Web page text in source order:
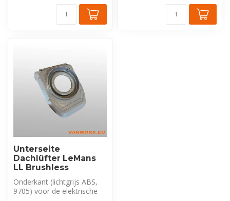
Unterseite
Dachlüfter LeMans
LL Brushless
Onderkant (lichtgrijs ABS,
9705) voor de elektrische